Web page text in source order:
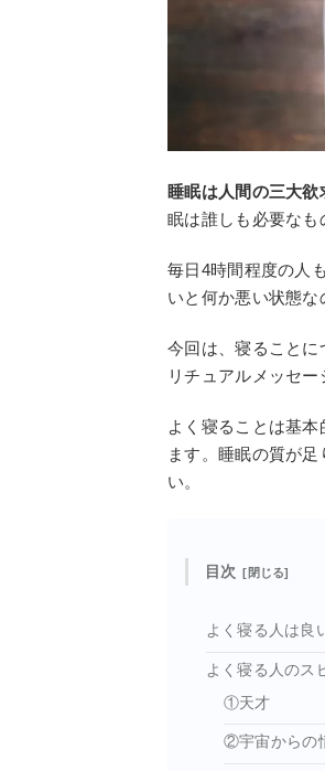
睡眠は人間の三大欲
眠は誰しも必要なも
毎日4時間程度の人
いと何か悪い状態な
今回は、寝ること
リチュアルメッセー
よく寝ることは基
ます。睡眠の質が
い。
目次
よく寝る人は良
よく寝る人のス
①天才
②宇宙からの